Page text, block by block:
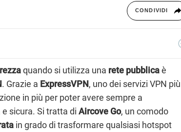
CONDIVIDI
le sue forme. Appassionato di viaggi, vive tra Napoli e la
quando si utilizza una rete pubblicaè
. Grazie a ExpressVPN, uno dei servizi VPN più
in più per poter avere sempre a
sicura. Si tratta di Aircove Go, un comodo
in grado di trasformare qualsiasi hotspot